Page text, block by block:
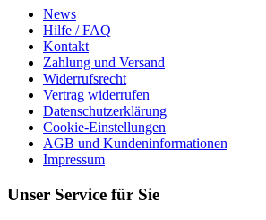
News
Hilfe / FAQ
Kontakt
Zahlung und Versand
Widerrufsrecht
Vertrag widerrufen
Datenschutzerklärung
Cookie-Einstellungen
AGB und Kundeninformationen
Impressum
Unser Service für Sie